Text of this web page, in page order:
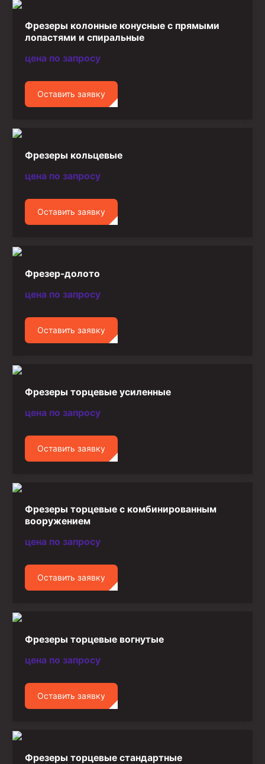
Фрезеры колонные конусные с прямыми
лопастями и спиральные
цена по запросу
Оставить заявку
Фрезеры кольцевые
цена по запросу
Оставить заявку
Фрезер-долото
цена по запросу
Оставить заявку
Фрезеры торцевые усиленные
цена по запросу
Оставить заявку
Фрезеры торцевые с комбинированным
вооружением
цена по запросу
Оставить заявку
Фрезеры торцевые вогнутые
цена по запросу
Оставить заявку
Фрезеры торцевые стандартные